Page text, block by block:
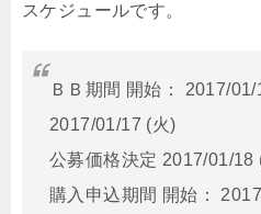
スケジュールです。
ＢＢ期間 開始： 2017/01/
2017/01/17 (火)
公募価格決定 2017/01/18
購入申込期間 開始：